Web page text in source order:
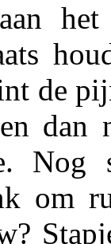
het
de
dan
om